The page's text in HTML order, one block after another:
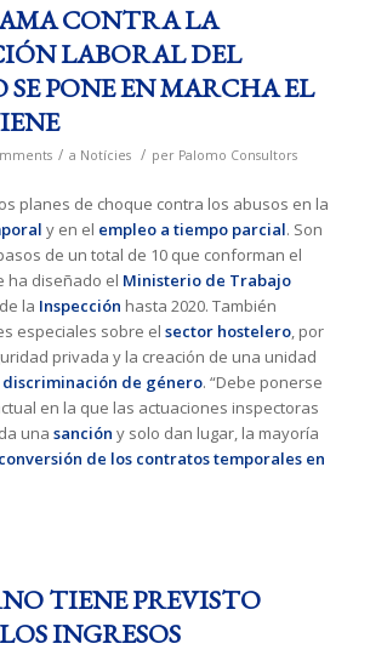
CONTRA LA
LABORAL DEL
SE PONE EN MARCHA EL
/ a Notícies / per Palomo Consultors
planes de choque contra los abusos en la
y en el empleo a tiempo parcial. Son
de un total de 10 que conforman el
ha diseñado el Ministerio de Trabajo
la Inspección hasta 2020. También
especiales sobre el sector hostelero, por
privada y la creación de una unidad
discriminación de género. “Debe ponerse
en la que las actuaciones inspectoras
una sanción y solo dan lugar, la mayoría
conversión de los contratos temporales en
TIENE PREVISTO
INGRESOS